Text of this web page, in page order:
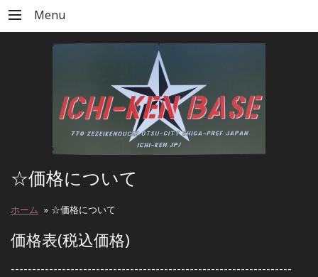
Menu
☆価格について
ホーム » ☆価格について
価格表(税込価格)
------------------------------------------------------------------